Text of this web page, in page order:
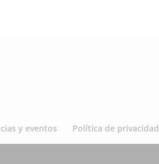
y eventos Política de privacidad